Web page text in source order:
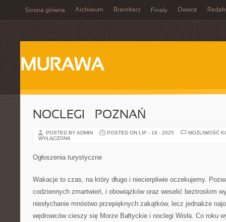
Strona główna Archiwum Bramkarz Finały Owoce
MURAWA
NOCLEGI – POZNAŃ
POSTED BY ADMIN POSTED ON LIP - 19 - 2025
MOŻLIWOŚĆ
WYŁĄCZONA
Ogłoszenia turystyczne
Wakacje to czas, na który długo i niecierpliwie oczekujemy.
codziennych zmartwień, i obowiązków oraz weselić beztroskim
niesłychanie mnóstwo przepięknych zakątków, lecz jednakże
wędrowców cieszy się Morze Bałtyckie i noclegi Wisła. Co roku